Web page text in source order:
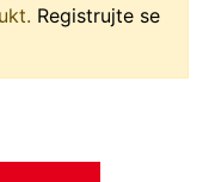
Registrujte se